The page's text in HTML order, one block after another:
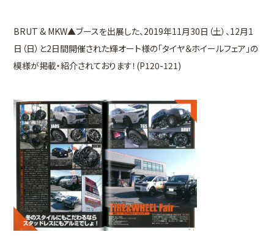
BRUT & MKW▲ブースを出展した、2019年11月30日（土）、12月1
日（日）と2日間開催された輝オート様の「タイヤ＆ホイールフェア」の
模様が掲載・紹介されております！(P120-121)